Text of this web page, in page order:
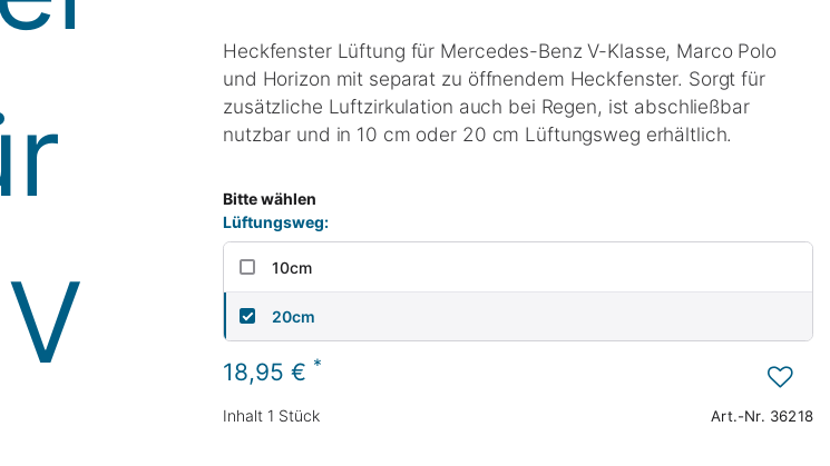
Heckfenster Lüftung für Mercedes-Benz V-Klasse, Marco Polo
und Horizon mit separat zu öffnendem Heckfenster. Sorgt für
zusätzliche Luftzirkulation auch bei Regen, ist abschließbar
nutzbar und in 10 cm oder 20 cm Lüftungsweg erhältlich.
Bitte wählen
Lüftungsweg:
10cm
20cm
18,95 € *
Inhalt 1 Stück Art.-Nr. 36218